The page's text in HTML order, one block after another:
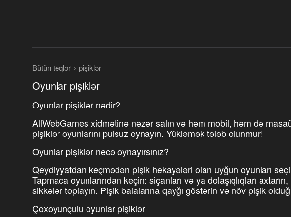
Bütün teqlər pişiklər
Oyunlar pişiklər
Oyunlar pişiklər nədir?
AllWebGames xidmətinə nəzər salın və həm mobil, həm də
pişiklər oyunlarını pulsuz oynayın. Yükləmək tələb olunmur!
Oyunlar pişiklər necə oynayırsınız?
Qeydiyyatdan keçmədən pişik hekayələri olan uyğun oyunları
Tapmaca oyunlarından keçin: siçanları və ya dolaşıqlıqları
sikkələr toplayın. Pişik balalarına qayğı göstərin və növ pişik
Çoxoyunçulu oyunlar pişiklər